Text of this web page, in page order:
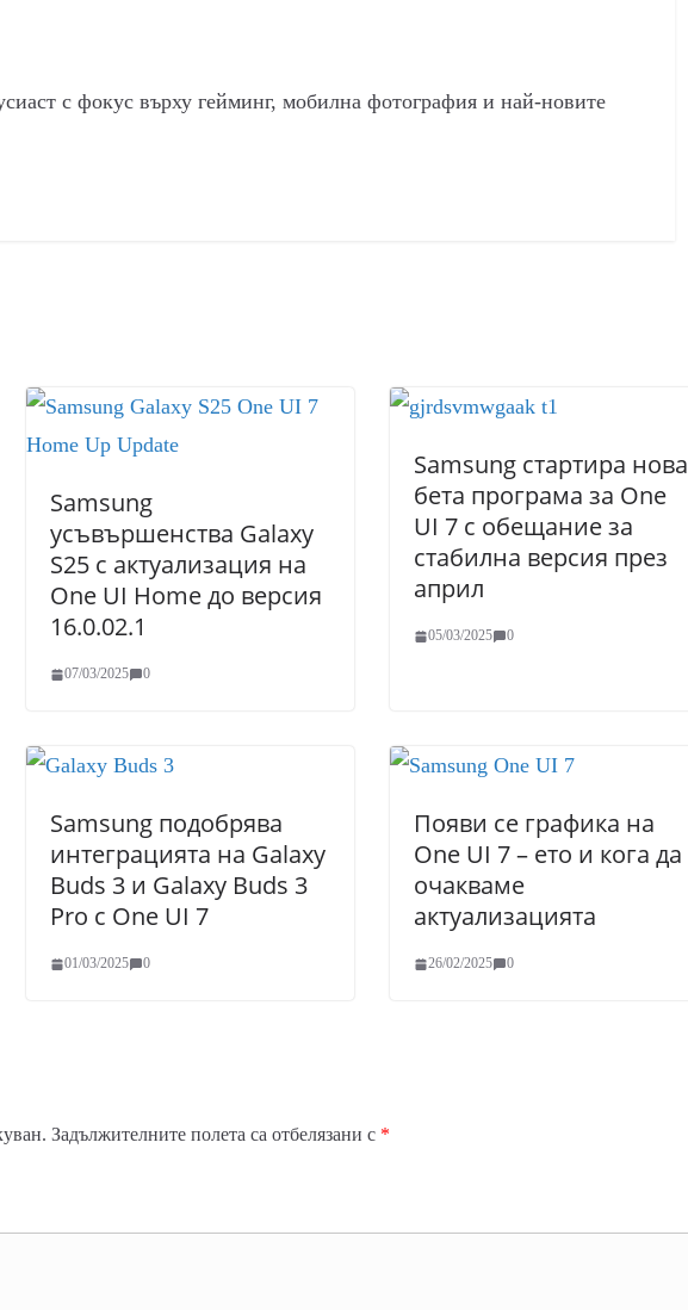
с фокус върху гейминг, мобилна фотография и най-новите
Samsung
усъвършенства Galaxy
S25 с актуализация на
One UI Home до версия
16.0.02.1
07/03/2025 0
Samsung стартира нова
бета програма за One
UI 7 с обещание за
стабилна версия през
април
05/03/2025 0
Samsung подобрява
интеграцията на Galaxy
Buds 3 и Galaxy Buds 3
Pro с One UI 7
01/03/2025 0
Появи се графика на
One UI 7 – ето и кога да
очакваме
актуализацията
26/02/2025 0
Задължителните полета са отбелязани с *